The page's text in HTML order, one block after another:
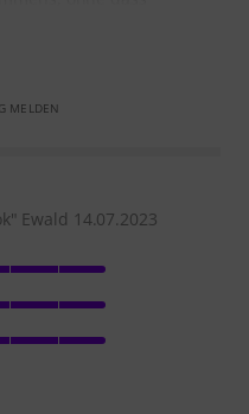
MELDEN
Ewald 14.07.2023